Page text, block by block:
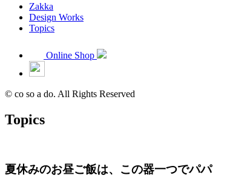
Zakka
Design Works
Topics
Online Shop
© co so a do. All Rights Reserved
Topics
夏休みのお昼ご飯は、この器一つでパパ